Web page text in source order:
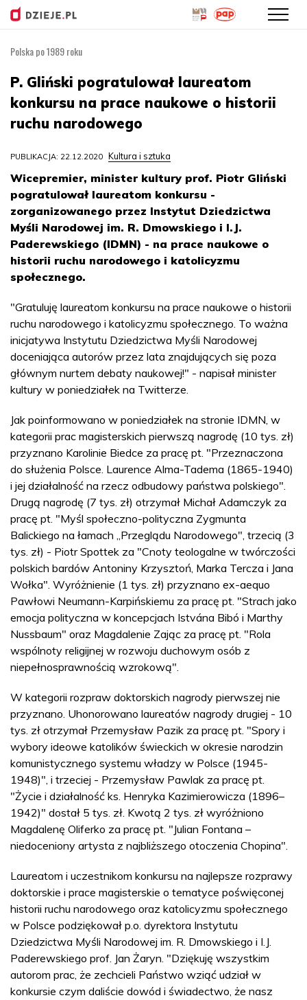
treści
Polska po 1989 roku
P. Gliński pogratulował laureatom
konkursu na prace naukowe o historii
ruchu narodowego
PUBLIKACJA: 22.12.2020 Kultura i sztuka
Wicepremier, minister kultury prof. Piotr Gliński
pogratulował laureatom konkursu -
zorganizowanego przez Instytut Dziedzictwa
Myśli Narodowej im. R. Dmowskiego i I.J.
Paderewskiego (IDMN) - na prace naukowe o
historii ruchu narodowego i katolicyzmu
społecznego.
"Gratuluję laureatom konkursu na prace naukowe o historii
ruchu narodowego i katolicyzmu społecznego. To ważna
inicjatywa Instytutu Dziedzictwa Myśli Narodowej
doceniająca autorów przez lata znajdujących się poza
głównym nurtem debaty naukowej!" - napisał minister
kultury w poniedziałek na Twitterze.
Jak poinformowano w poniedziałek na stronie IDMN, w
kategorii prac magisterskich pierwszą nagrodę (10 tys. zł)
przyznano Karolinie Biedce za pracę pt. "Przeznaczona
do służenia Polsce. Laurence Alma-Tadema (1865-1940)
i jej działalność na rzecz odbudowy państwa polskiego".
Drugą nagrodę (7 tys. zł) otrzymał Michał Adamczyk za
pracę pt. "Myśl społeczno-polityczna Zygmunta
Balickiego na łamach „Przeglądu Narodowego", trzecią (3
tys. zł) - Piotr Spottek za "Cnoty teologalne w twórczości
polskich bardów Antoniny Krzysztoń, Marka Tercza i Jana
Wołka". Wyróżnienie (1 tys. zł) przyznano ex-aequo
Pawłowi Neumann-Karpińskiemu za pracę pt. "Strach jako
emocja polityczna w koncepcjach Istvána Bibó i Marthy
Nussbaum" oraz Magdalenie Zając za pracę pt. "Rola
wspólnoty religijnej w rozwoju duchowym osób z
niepełnosprawnością wzrokową".
W kategorii rozpraw doktorskich nagrody pierwszej nie
przyznano. Uhonorowano laureatów nagrody drugiej - 10
tys. zł otrzymał Przemysław Pazik za pracę pt. "Spory i
wybory ideowe katolików świeckich w okresie narodzin
komunistycznego systemu władzy w Polsce (1945-
1948)", i trzeciej - Przemysław Pawlak za pracę pt.
"Życie i działalność ks. Henryka Kazimierowicza (1896–
1942)" dostał 5 tys. zł. Kwotą 2 tys. zł wyróżniono
Magdalenę Oliferko za pracę pt. "Julian Fontana –
niedoceniony artysta z najbliższego otoczenia Chopina".
Laureatom i uczestnikom konkursu na najlepsze rozprawy
doktorskie i prace magisterskie o tematyce poświęconej
historii ruchu narodowego oraz katolicyzmu społecznego
w Polsce podziękował p.o. dyrektora Instytutu
Dziedzictwa Myśli Narodowej im. R. Dmowskiego i I.J.
Paderewskiego prof. Jan Żaryn. "Dziękuję wszystkim
autorom prac, że zechcieli Państwo wziąć udział w
konkursie czym daliście dowód i świadectwo, że nasz